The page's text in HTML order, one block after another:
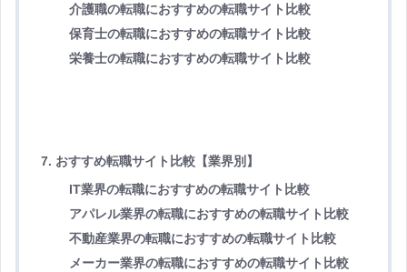
介護職の転職におすすめの転職サイト比較
保育士の転職におすすめの転職サイト比較
栄養士の転職におすすめの転職サイト比較
7. おすすめ転職サイト比較【業界別】
IT業界の転職におすすめの転職サイト比較
アパレル業界の転職におすすめの転職サイト比較
不動産業界の転職におすすめの転職サイト比較
メーカー業界の転職におすすめの転職サイト比較